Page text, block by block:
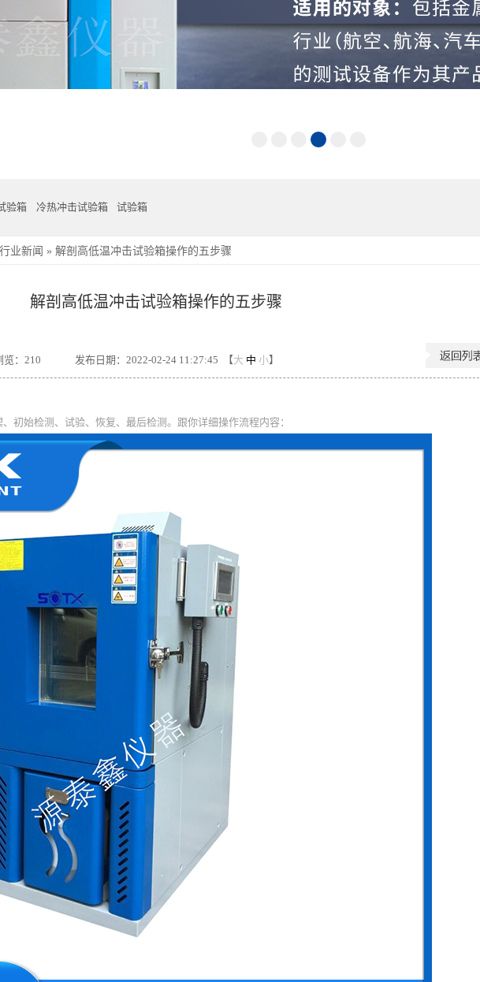
验箱 冷热冲击试验箱 试验箱
行业新闻 » 解剖高低温冲击试验箱操作的五步骤
解剖高低温冲击试验箱操作的五步骤
览： 210 发布日期：2022-02-24 11:27:45 【大 中 小】
初始检测、试验、恢复、最后检测。跟你详细操作流程内容：